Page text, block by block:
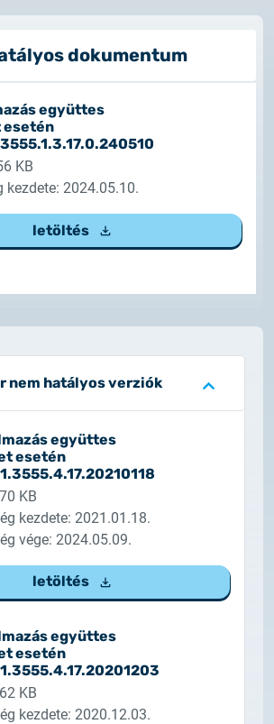
– Certum tanúsítványok
változása
elérhetősége
dokumentum
együttes
esetén
KB
kezdete: 2024.05.10.
letöltés
nem hatályos verziók
együttes
esetén
KB
kezdete: 2021.01.18.
vége: 2024.05.09.
letöltés
együttes
esetén
KB
kezdete: 2020.12.03.